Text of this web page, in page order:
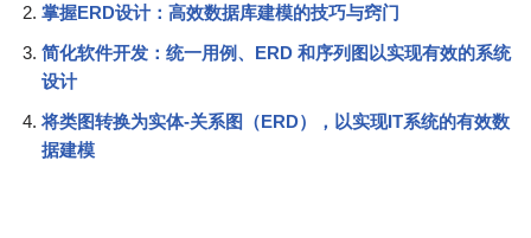
掌握ERD设计：高效数据库建模的技巧与窍门
简化软件开发：统一用例、ERD 和序列图以实现有效的系统
设计
将类图转换为实体-关系图（ERD），以实现IT系统的有效数
据建模